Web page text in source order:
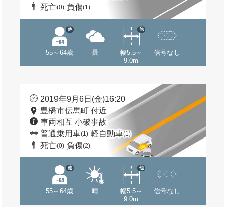
死亡(0) 負傷(1)
55～64歳
他
曇
幅5.5～
9.0m
他
信号なし
2019年9月6日(金)16:20
豊橋市伝馬町 付近
車両相互 小破事故
普通乗用車(1) 軽自動車(1)
死亡(0) 負傷(2)
55～64歳
他
晴
幅5.5～
9.0m
他
信号なし